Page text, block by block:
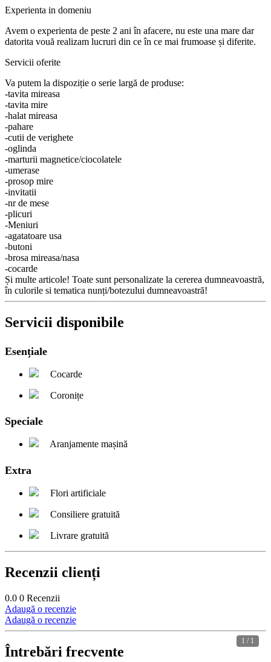
1 / 1
Experienta in domeniu
Avem o experienta de peste 2 ani în afacere, nu este una mare dar
datorita vouă realizam lucruri din ce în ce mai frumoase și diferite.
Servicii oferite
Va putem la dispoziție o serie largă de produse:
-tavita mireasa
-tavita mire
-halat mireasa
-pahare
-cutii de verighete
-oglinda
-marturii magnetice/ciocolatele
-umerase
-prosop mire
-invitatii
-nr de mese
-plicuri
-Meniuri
-agatatoare usa
-butoni
-brosa mireasa/nasa
-cocarde
Și multe articole! Toate sunt personalizate la cererea dumneavoastră,
în culorile si tematica nunți/botezului dumneavoastră!
Servicii disponibile
Esențiale
Cocarde
Coronițe
Speciale
Aranjamente mașină
Extra
Flori artificiale
Consiliere gratuită
Livrare gratuită
Recenzii clienți
0.0 0 Recenzii
Adaugă o recenzie
Adaugă o recenzie
Întrebări frecvente